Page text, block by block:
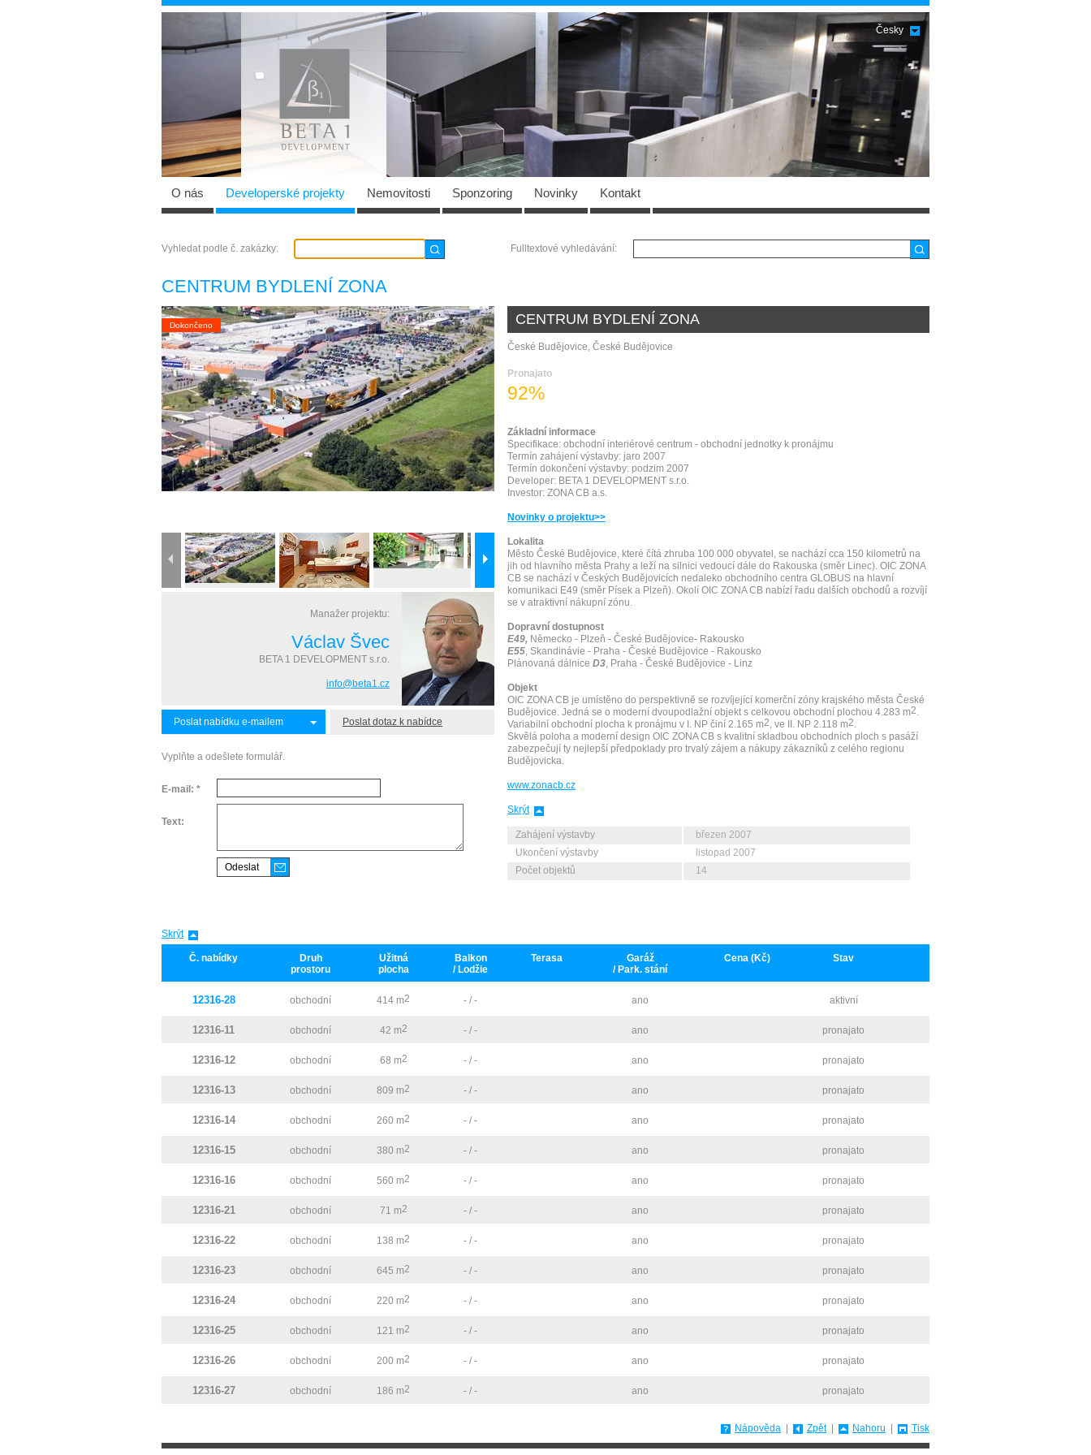
Česky
O nás Developerské projekty Nemovitosti Sponzoring Novinky Kontakt
Vyhledat podle č. zakázky: Fulltextové vyhledávání:
CENTRUM BYDLENÍ ZONA
CENTRUM BYDLENÍ ZONA
České Budějovice, České Budějovice
Pronajato
92%
Základní informace
Specifikace: obchodní interiérové centrum - obchodní jednotky k pronájmu
Termín zahájení výstavby: jaro 2007
Termín dokončení výstavby: podzim 2007
Developer: BETA 1 DEVELOPMENT s.r.o.
Investor: ZONA CB a.s.
Novinky o projektu>>
Lokalita
Město České Budějovice, které čítá zhruba 100 000 obyvatel, se nachází cca 150 kilometrů na
jih od hlavního města Prahy a leží na silnici vedoucí dále do Rakouska (směr Linec). OIC ZONA
CB se nachází v Českých Budějovicích nedaleko obchodního centra GLOBUS na hlavní
komunikaci E49 (směr Písek a Plzeň). Okolí OIC ZONA CB nabízí řadu dalších obchodů a rozvíjí
se v atraktivní nákupní zónu.
Dopravní dostupnost
E49, Německo - Plzeň - České Budějovice- Rakousko
E55, Skandinávie - Praha - České Budějovice - Rakousko
Plánovaná dálnice D3, Praha - České Budějovice - Linz
Objekt
OIC ZONA CB je umístěno do perspektivně se rozvíjející komerční zóny krajského města České
Budějovice. Jedná se o moderní dvoupodlažní objekt s celkovou obchodní plochou 4.283 m2.
Variabilní obchodní plocha k pronájmu v I. NP činí 2.165 m2, ve II. NP 2.118 m2.
Skvělá poloha a moderní design OIC ZONA CB s kvalitní skladbou obchodních ploch s pasáží
zabezpečují ty nejlepší předpoklady pro trvalý zájem a nákupy zákazníků z celého regionu
Budějovicka.
www.zonacb.cz
Skrýt
Zahájení výstavby
březen 2007
Ukončení výstavby
listopad 2007
Počet objektů
14
Dokončeno
Manažer projektu:
Václav Švec
BETA 1 DEVELOPMENT s.r.o.
info@beta1.cz
Poslat nabídku e-mailem Poslat dotaz k nabídce
Vyplňte a odešlete formulář.
E-mail: *
Text:
Skrýt
Č. nabídky
Druh
prostoru
Užitná
plocha
Balkon
/ Lodžie
Terasa
Garáž
/ Park. stání
Cena (Kč) Stav
12316-28 obchodní 414 m2 - / - ano aktivní
12316-11 obchodní 42 m2 - / - ano pronajato
12316-12 obchodní 68 m2 - / - ano pronajato
12316-13 obchodní 809 m2 - / - ano pronajato
12316-14 obchodní 260 m2 - / - ano pronajato
12316-15 obchodní 380 m2 - / - ano pronajato
12316-16 obchodní 560 m2 - / - ano pronajato
12316-21 obchodní 71 m2 - / - ano pronajato
12316-22 obchodní 138 m2 - / - ano pronajato
12316-23 obchodní 645 m2 - / - ano pronajato
12316-24 obchodní 220 m2 - / - ano pronajato
12316-25 obchodní 121 m2 - / - ano pronajato
12316-26 obchodní 200 m2 - / - ano pronajato
12316-27 obchodní 186 m2 - / - ano pronajato
Nápověda Zpět Nahoru Tisk